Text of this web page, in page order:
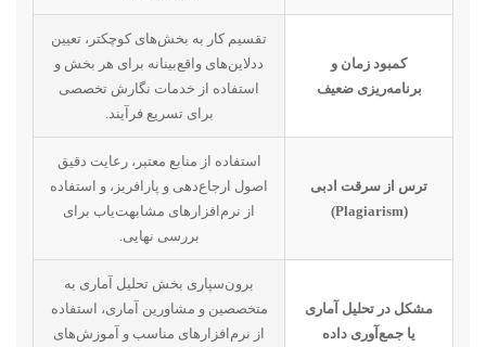
کمبود زمان و
برنامه‌ریزی ضعیف
تقسیم کار به بخش‌های کوچکتر، تعیین
ددلاین‌های واقع‌بینانه برای هر بخش و
استفاده از خدمات نگارش تخصصی
برای تسریع فرآیند.
ترس از سرقت ادبی
(Plagiarism)
استفاده از منابع معتبر، رعایت دقیق
اصول ارجاع‌دهی و پارافریز، و استفاده
از نرم‌افزارهای مشابهت‌یاب برای
بررسی نهایی.
مشکل در تحلیل آماری
یا جمع‌آوری داده
برون‌سپاری بخش تحلیل آماری به
متخصصین و مشاورین آماری، استفاده
از نرم‌افزارهای مناسب و آموزش‌های